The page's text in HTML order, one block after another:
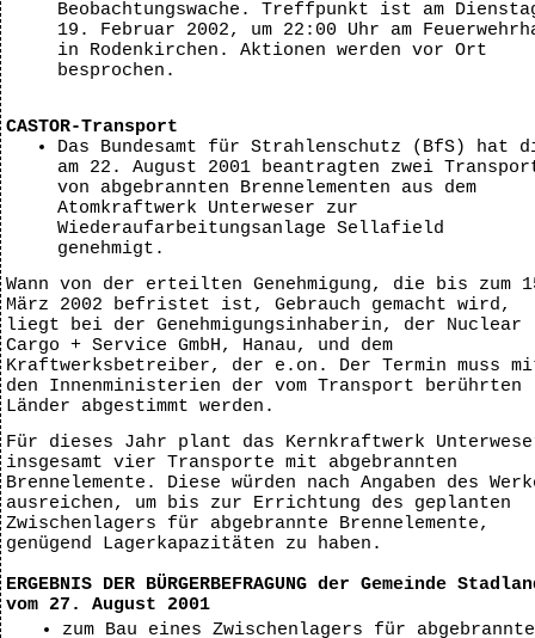
Beobachtungswache. Treffpunkt ist am
19. Februar 2002, um 22:00 Uhr am
in Rodenkirchen. Aktionen werden vor Ort
besprochen.
CASTOR-Transport
Das Bundesamt für Strahlenschutz (BfS) hat
am 22. August 2001 beantragten zwei
von abgebrannten Brennelementen aus dem
Atomkraftwerk Unterweser zur
Wiederaufarbeitungsanlage Sellafield
genehmigt.
Wann von der erteilten Genehmigung, die bis zum
März 2002 befristet ist, Gebrauch gemacht wird,
liegt bei der Genehmigungsinhaberin, der Nuclear
Cargo + Service GmbH, Hanau, und dem
Kraftwerksbetreiber, der e.on. Der Termin muss
den Innenministerien der vom Transport berührten
Länder abgestimmt werden.
Für dieses Jahr plant das Kernkraftwerk
insgesamt vier Transporte mit abgebrannten
Brennelemente. Diese würden nach Angaben des
ausreichen, um bis zur Errichtung des geplanten
Zwischenlagers für abgebrannte Brennelemente,
genügend Lagerkapazitäten zu haben.
ERGEBNIS DER BÜRGERBEFRAGUNG der Gemeinde
vom 27. August 2001
zum Bau eines Zwischenlagers für abgebrannte